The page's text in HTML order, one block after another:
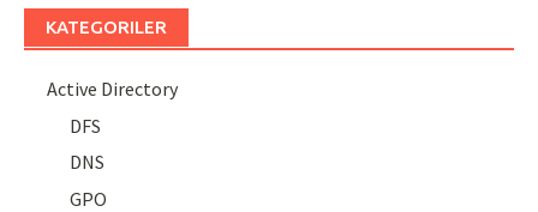
KATEGORILER
Active Directory
DFS
DNS
GPO